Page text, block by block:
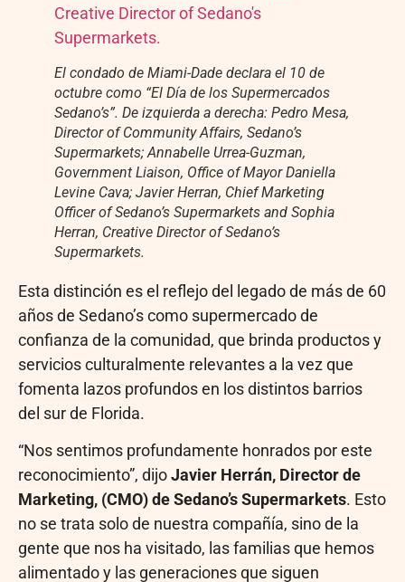
El condado de Miami-Dade declara el 10 de
octubre como “El Día de los Supermercados
Sedano’s”. De izquierda a derecha: Pedro Mesa,
Director of Community Affairs, Sedano’s
Supermarkets; Annabelle Urrea-Guzman,
Government Liaison, Office of Mayor Daniella
Levine Cava; Javier Herran, Chief Marketing
Officer of Sedano’s Supermarkets and Sophia
Herran, Creative Director of Sedano’s
Supermarkets.
Esta distinción es el reflejo del legado de más de 60
años de Sedano’s como supermercado de
confianza de la comunidad, que brinda productos y
servicios culturalmente relevantes a la vez que
fomenta lazos profundos en los distintos barrios
del sur de Florida.
“Nos sentimos profundamente honrados por este
reconocimiento”, dijoJavier Herrán, Director de
Marketing, (CMO) de Sedano’s Supermarkets. Esto
no se trata solo de nuestra compañía, sino de la
gente que nos ha visitado, las familias que hemos
alimentado y las generaciones que siguen